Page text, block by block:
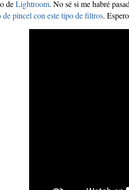
deLightroom. No sé si me habré
de pincel con este tipo de filtros.